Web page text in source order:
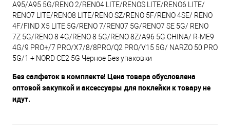
A95/A95 5G/RENO 2/REN04 LITE/RENOS LITE/RENO6 LITE/
RENO7 LITE/RENO8 LITE/RENO SZ/RENO 5F/RENO 4SE/ RENO
4F/FIND X5 LITE 5G/RENO 7/REN07 5G/RENO7 SE 5G/ RENO
7Z 5G/RENO 8 4G/RENO 8 5G/RENO 8Z/A96 5G CHINA/ R-ME9
4G/9 PRO+/7 PRO/X7/8/8PRO/Q2 PRO/V15 5G/ NARZO 50 PRO
5G/1 + NORD CE2 5G Черное Без упаковки
Без салфеток в комплекте! Цена товара обусловлена
оптовой закупкой и аксессуары для поклейки к товару не
идут.